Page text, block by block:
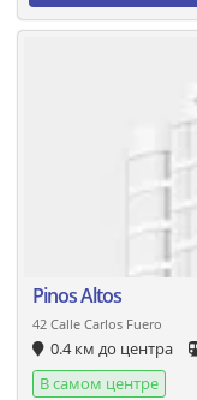
Pinos Altos
42 Calle Carlos Fuero
0.4 км до центра
В самом центре